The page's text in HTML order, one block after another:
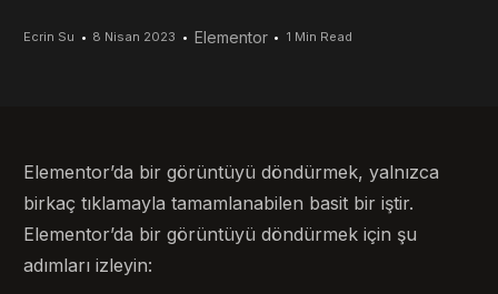
Ecrin Su 8 Nisan 2023 Elementor 1 Min Read
Elementor’da bir görüntüyü döndürmek, yalnızca
birkaç tıklamayla tamamlanabilen basit bir iştir.
Elementor’da bir görüntüyü döndürmek için şu
adımları izleyin: